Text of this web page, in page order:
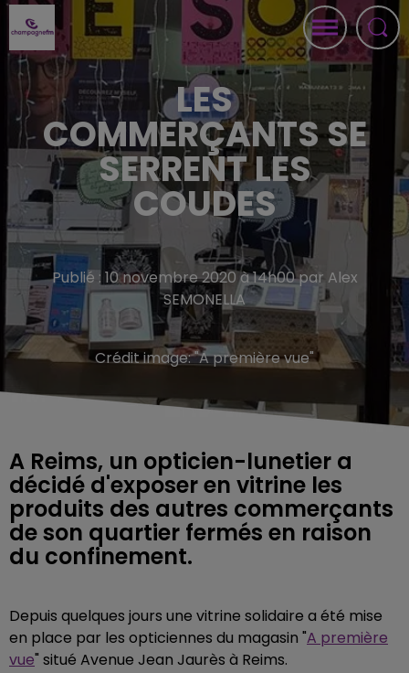
LES
COMMERÇANTS SE
SERRENT LES
COUDES
Publié : 10 novembre 2020 à 14h00 par Alex
SEMONELLA
Crédit image:"A première vue"
A Reims, un opticien-lunetier a
décidé d'exposer en vitrine les
produits des autres commerçants
de son quartier fermés en raison
du confinement.
Depuis quelques jours une vitrine solidaire a été mise
en place par les opticiennes du magasin "A première
vue" situé Avenue Jean Jaurès à Reims.